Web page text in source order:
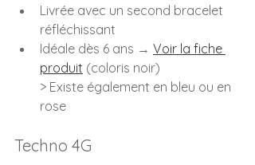
Livrée avec un second bracelet
réfléchissant
Idéale dès 6 ans → Voir la fiche
produit (coloris noir)
> Existe également en bleu ou en
rose
Techno 4G